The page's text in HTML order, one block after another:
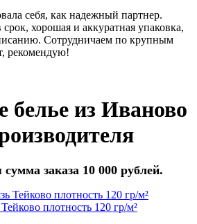
себя, как надежный партнер.
хорошая и аккуратная упаковка,
Сотрудничаем по крупным
рекомендую!
белье из Иваново
заказа 10 000 рублей.
плотность 120 гр/м²